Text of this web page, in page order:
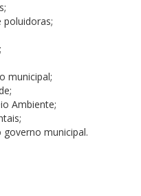
poluidoras;
municipal;
Ambiente;
municipal.